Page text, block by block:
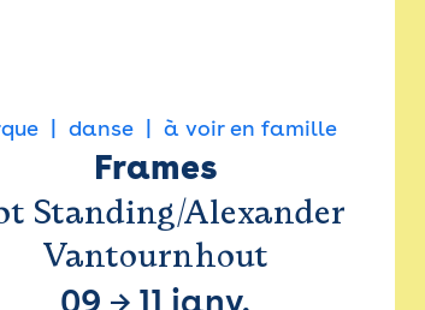
danse à voir en famille
Frames
Standing/Alexander
Vantournhout
09 → 11 janv.